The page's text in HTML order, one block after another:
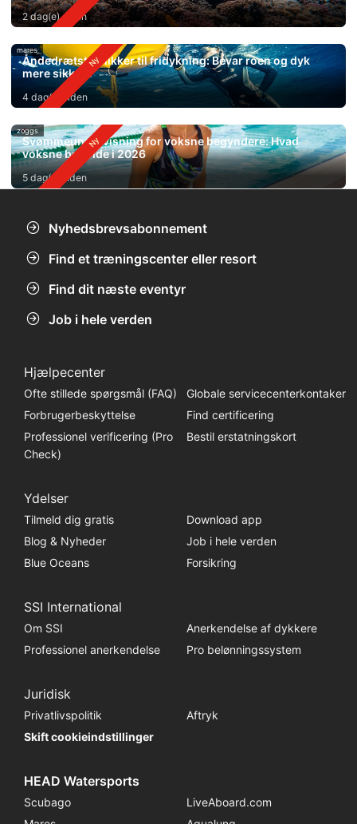
2 dag(e) siden
mares
Åndedrætsteknikker til fridykning: Bevar roen og dyk
mere sikkert
4 dag(e) siden
zoggs
Svømmeundervisning for voksne begyndere: Hvad
voksne bør vide i 2026
5 dag(e) siden
Nyhedsbrevsabonnement
Find et træningscenter eller resort
Find dit næste eventyr
Job i hele verden
Hjælpecenter
Ofte stillede spørgsmål (FAQ)
Globale servicecenterkontaker
Forbrugerbeskyttelse
Find certificering
Professionel verificering (Pro
Check)
Bestil erstatningskort
Ydelser
Tilmeld dig gratis
Download app
Blog & Nyheder
Job i hele verden
Blue Oceans
Forsikring
SSI International
Om SSI
Anerkendelse af dykkere
Professionel anerkendelse
Pro belønningssystem
Juridisk
Privatlivspolitik
Aftryk
Skift cookieindstillinger
HEAD Watersports
Scubago
LiveAboard.com